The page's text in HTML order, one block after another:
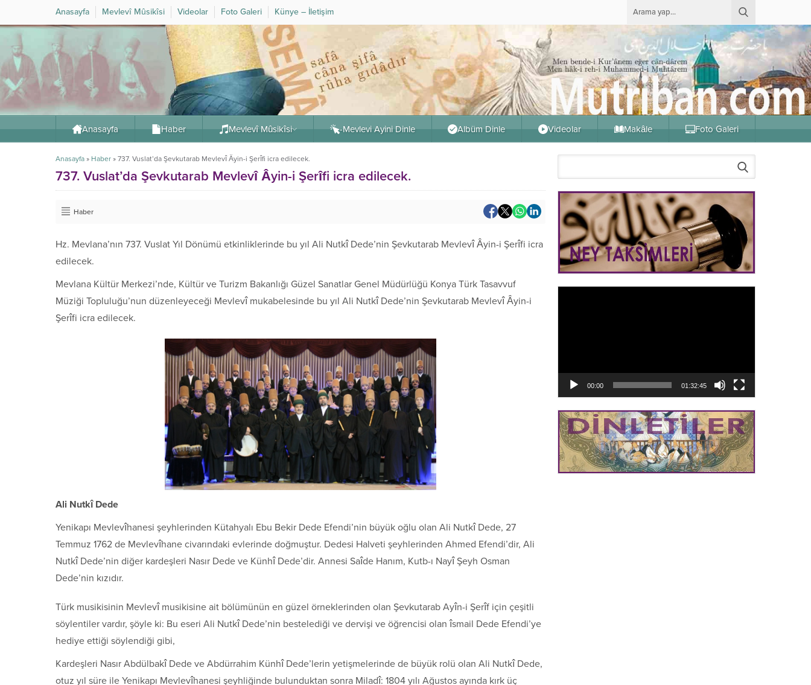
Anasayfa Mevlevî Mûsikîsi Videolar Foto Galeri Künye – İletişim
Anasayfa Haber Mevlevî Mûsikîsi -Mevlevi Ayini Dinle Albüm Dinle Videolar Makâle Foto Galeri
Anasayfa » Haber » 737. Vuslat’da Şevkutarab Mevlevî Âyin-i Şerîfi icra edilecek.
737. Vuslat’da Şevkutarab Mevlevî Âyin-i Şerîfi icra edilecek.
Haber
Hz. Mevlana’nın 737. Vuslat Yıl Dönümü etkinliklerinde bu yıl Ali Nutkî Dede’nin Şevkutarab Mevlevî Âyin-i Şerîfi icra
edilecek.
Mevlana Kültür Merkezi’nde, Kültür ve Turizm Bakanlığı Güzel Sanatlar Genel Müdürlüğü Konya Türk Tasavvuf
Müziği Topluluğu’nun düzenleyeceği Mevlevî mukabelesinde bu yıl Ali Nutkî Dede’nin Şevkutarab Mevlevî Âyin-i
Şerîfi icra edilecek.
Ali Nutkî Dede
Yenikapı Mevlevîhanesi şeyhlerinden Kütahyalı Ebu Bekir Dede Efendi’nin büyük oğlu olan Ali Nutkî Dede, 27
Temmuz 1762 de Mevlevîhane civarındaki evlerinde doğmuştur. Dedesi Halveti şeyhlerinden Ahmed Efendi’dir, Ali
Nutkî Dede’nin diğer kardeşleri Nasır Dede ve Künhî Dede’dir. Annesi Saîde Hanım, Kutb-ı Nayî Şeyh Osman
Dede’nin kızıdır.
Türk musikisinin Mevlevî musikisine ait bölümünün en güzel örneklerinden olan Şevkutarab Ayîn-i Şerîf için çeşitli
söylentiler vardır, şöyle ki: Bu eseri Ali Nutkî Dede’nin bestelediği ve dervişi ve öğrencisi olan îsmail Dede Efendi’ye
hediye ettiği söylendiği gibi,
Kardeşleri Nasır Abdülbakî Dede ve Abdürrahim Künhî Dede’lerin yetişmelerinde de büyük rolü olan Ali Nutkî Dede,
otuz yıl süre ile Yenikapı Mevlevîhanesi şeyhliğinde bulunduktan sonra Miladî: 1804 yılı Ağustos ayında kırk üç
00:00 01:32:45